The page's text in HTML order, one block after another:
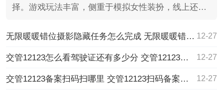
择。游戏玩法丰富，侧重于模拟女性装扮，线上还有
无限暖暖错位摄影隐藏任务怎么完成 无限暖暖错位摄影隐藏任务攻略 12-27
交管12123怎么看驾驶证还有多少分 交管12123查看驾驶证扣分方法 12-27
交管12123备案扫码扫哪里 交管12123扫码备案方法 12-27